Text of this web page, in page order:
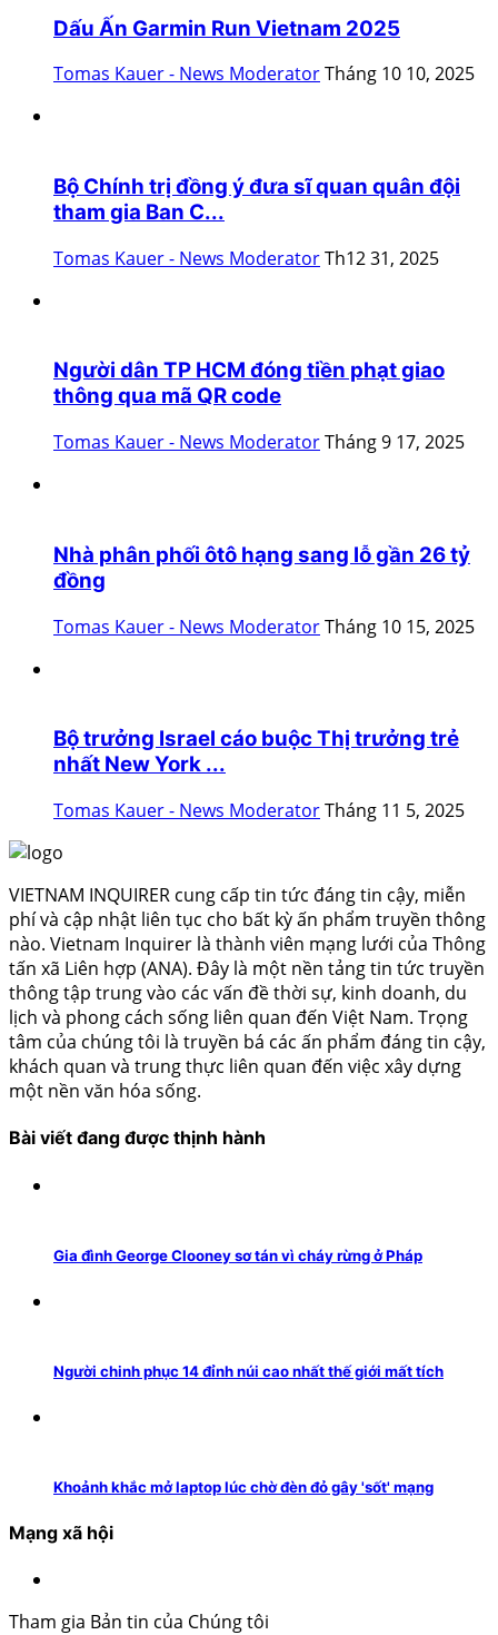
Dấu Ấn Garmin Run Vietnam 2025
Tomas Kauer - News ModeratorTháng 10 10, 2025
Bộ Chính trị đồng ý đưa sĩ quan quân đội
tham gia Ban C...
Tomas Kauer - News ModeratorTh12 31, 2025
Người dân TP HCM đóng tiền phạt giao
thông qua mã QR code
Tomas Kauer - News ModeratorTháng 9 17, 2025
Nhà phân phối ôtô hạng sang lỗ gần 26 tỷ
đồng
Tomas Kauer - News ModeratorTháng 10 15, 2025
Bộ trưởng Israel cáo buộc Thị trưởng trẻ
nhất New York ...
Tomas Kauer - News ModeratorTháng 11 5, 2025
VIETNAM INQUIRER cung cấp tin tức đáng tin cậy, miễn
phí và cập nhật liên tục cho bất kỳ ấn phẩm truyền thông
nào. Vietnam Inquirer là thành viên mạng lưới của Thông
tấn xã Liên hợp (ANA). Đây là một nền tảng tin tức truyền
thông tập trung vào các vấn đề thời sự, kinh doanh, du
lịch và phong cách sống liên quan đến Việt Nam. Trọng
tâm của chúng tôi là truyền bá các ấn phẩm đáng tin cậy,
khách quan và trung thực liên quan đến việc xây dựng
một nền văn hóa sống.
Bài viết đang được thịnh hành
Gia đình George Clooney sơ tán vì cháy rừng ở Pháp
Người chinh phục 14 đỉnh núi cao nhất thế giới mất tích
Khoảnh khắc mở laptop lúc chờ đèn đỏ gây 'sốt' mạng
Mạng xã hội
Tham gia Bản tin của Chúng tôi